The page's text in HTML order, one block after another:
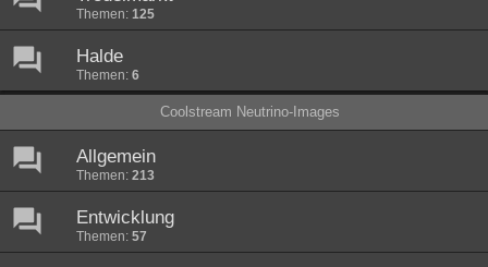
Themen: 125
Halde
Themen: 6
Coolstream Neutrino-Images
Allgemein
Themen: 213
Entwicklung
Themen: 57